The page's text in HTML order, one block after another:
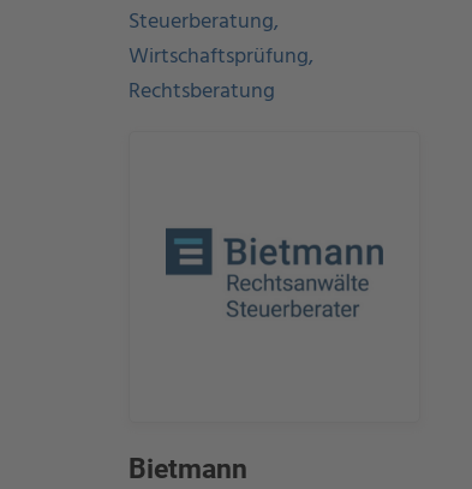
Steuerberatung,
Wirtschaftsprüfung,
Rechtsberatung
Bietmann